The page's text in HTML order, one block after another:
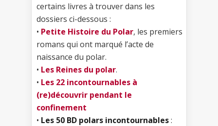
certains livres à trouver dans les
dossiers ci-dessous :
• Petite Histoire du Polar, les premiers
romans qui ont marqué l’acte de
naissance du polar.
• Les Reines du polar.
• Les 22 incontournables à
(re)découvrir pendant le
confinement
• Les 50 BD polars incontournables: